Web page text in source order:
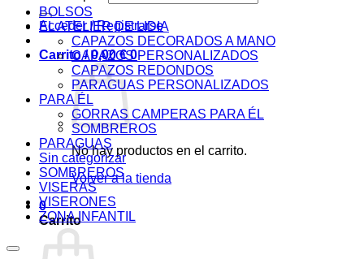
Acceder / Registrarse
Carrito /0,00€ 0
No hay productos en el carrito.
Volver a la tienda
0
Carrito
BOLSOS
EL ATELIER DE LIDIA
CAPAZOS DECORADOS A MANO
CAPAZOS PERSONALIZADOS
CAPAZOS REDONDOS
PARAGUAS PERSONALIZADOS
PARA ÉL
GORRAS CAMPERAS PARA ÉL
SOMBREROS
PARAGUAS
Sin categorizar
SOMBREROS
VISERAS
VISERONES
ZONA INFANTIL